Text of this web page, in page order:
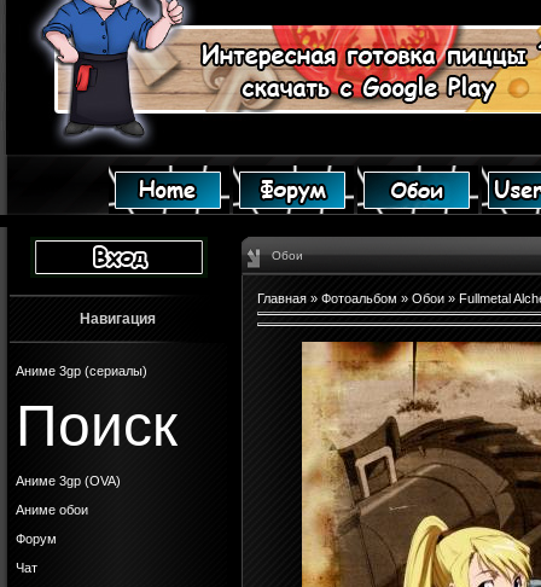
Навигация
Аниме 3gp (сериалы)
Поиск
Аниме 3gp (OVA)
Аниме обои
Форум
Чат
Обои
Главная » Фотоальбом » Обои » Fullmetal